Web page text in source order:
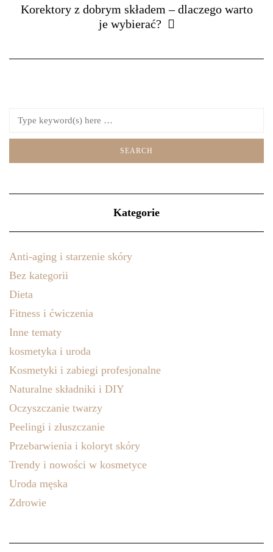
Korektory z dobrym składem – dlaczego warto
je wybierać?
Kategorie
Anti-aging i starzenie skóry
Bez kategorii
Dieta
Fitness i ćwiczenia
Inne tematy
kosmetyka i uroda
Kosmetyki i zabiegi profesjonalne
Naturalne składniki i DIY
Oczyszczanie twarzy
Peelingi i złuszczanie
Przebarwienia i koloryt skóry
Trendy i nowości w kosmetyce
Uroda męska
Zdrowie